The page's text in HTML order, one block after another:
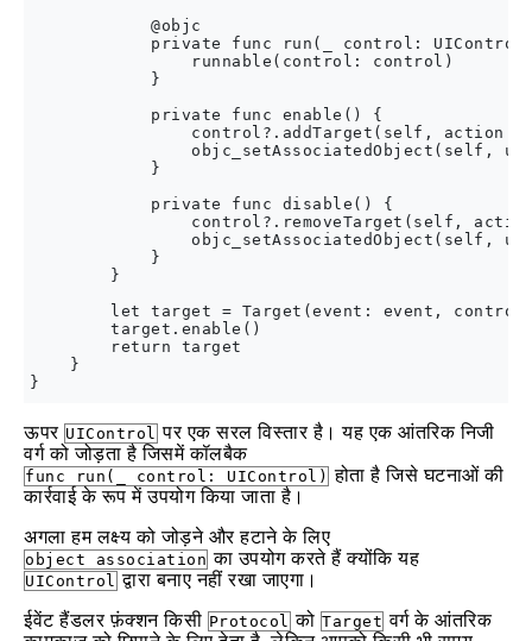
            @objc
private func run(_ control:
                runnable(control: control)
            }
            private func enable() {
control?.addTarget(self, action:
objc_setAssociatedObject(self,
            }
            private func disable() {
control?.removeTarget(self,
objc_setAssociatedObject(self,
            }
        }
let target = Target(event: event,
        target.enable()
        return target
    }
ऊपर UIControl पर एक सरल विस्तार है। यह एक आंतरिक निजी
वर्ग को जोड़ता है जिसमें कॉलबैक
func run(_ control: UIControl) होता है जिसे घटनाओं की
कार्रवाई के रूप में उपयोग किया जाता है।
अगला हम लक्ष्य को जोड़ने और हटाने के लिए
object association का उपयोग करते हैं क्योंकि यह
UIControl द्वारा बनाए नहीं रखा जाएगा।
ईवेंट हैंडलर फ़ंक्शन किसी Protocol को Target वर्ग के आंतरिक